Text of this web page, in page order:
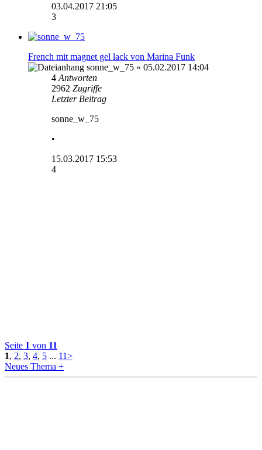
03.04.2017 21:05
3
French mit magnet gel lack von Marina Funk
sonne_w_75 » 05.02.2017 14:04
4 Antworten
2962 Zugriffe
Letzter Beitrag
sonne_w_75
•
15.03.2017 15:53
4
Seite 1 von 11
1, 2, 3, 4, 5 ... 11>
Neues Thema +